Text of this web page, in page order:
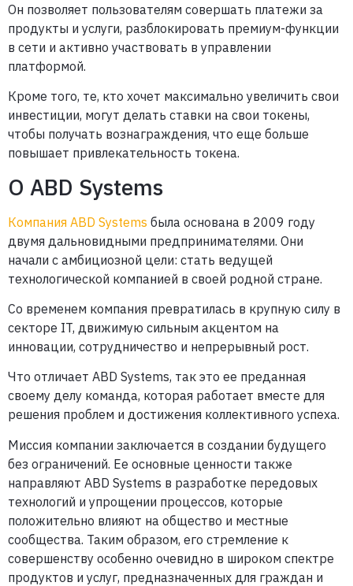
Он позволяет пользователям совершать платежи за
продукты и услуги, разблокировать премиум-функции
в сети и активно участвовать в управлении
платформой.
Кроме того, те, кто хочет максимально увеличить свои
инвестиции, могут делать ставки на свои токены,
чтобы получать вознаграждения, что еще больше
повышает привлекательность токена.
О ABD Systems
Компания ABD Systems была основана в 2009 году
двумя дальновидными предпринимателями. Они
начали с амбициозной цели: стать ведущей
технологической компанией в своей родной стране.
Со временем компания превратилась в крупную силу в
секторе IT, движимую сильным акцентом на
инновации, сотрудничество и непрерывный рост.
Что отличает ABD Systems, так это ее преданная
своему делу команда, которая работает вместе для
решения проблем и достижения коллективного успеха.
Миссия компании заключается в создании будущего
без ограничений. Ее основные ценности также
направляют ABD Systems в разработке передовых
технологий и упрощении процессов, которые
положительно влияют на общество и местные
сообщества. Таким образом, его стремление к
совершенству особенно очевидно в широком спектре
продуктов и услуг, предназначенных для граждан и